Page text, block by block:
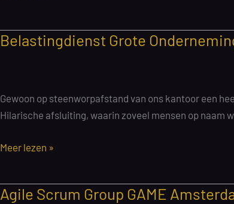
11
2025
Belastingdienst Grote
Gewoon op steenworpafstand van ons kantoor een
Hilarische afsluiting, waarin zoveel mensen op naam
Belastingdienst
B001
Meer lezen »
Agile Scrum Group GAME